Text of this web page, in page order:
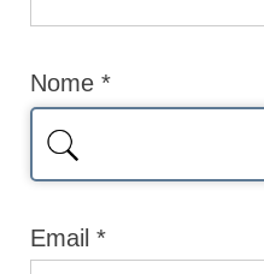
Nome *
Email *